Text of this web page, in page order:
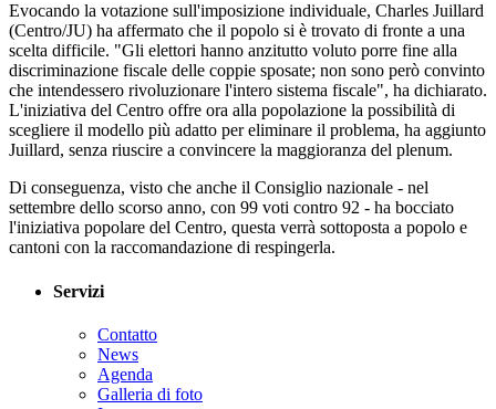
Evocando la votazione sull'imposizione individuale, Charles Juillard
(Centro/JU) ha affermato che il popolo si è trovato di fronte a una
scelta difficile. "Gli elettori hanno anzitutto voluto porre fine alla
discriminazione fiscale delle coppie sposate; non sono però convinto
che intendessero rivoluzionare l'intero sistema fiscale", ha dichiarato.
L'iniziativa del Centro offre ora alla popolazione la possibilità di
scegliere il modello più adatto per eliminare il problema, ha aggiunto
Juillard, senza riuscire a convincere la maggioranza del plenum.
Di conseguenza, visto che anche il Consiglio nazionale - nel
settembre dello scorso anno, con 99 voti contro 92 - ha bocciato
l'iniziativa popolare del Centro, questa verrà sottoposta a popolo e
cantoni con la raccomandazione di respingerla.
Servizi
Contatto
News
Agenda
Galleria di foto